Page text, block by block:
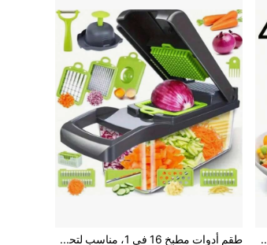
4 قطع مجموعة حاويات التوابل المطبخية، عصا ساحرة بنجمة ومخطط دائري، رشاش ملح 3 ثقوب، مستلزمات للطهي في البقاع المفتوحة والشواء المنزلي طقم أدوات مطبخ 16 في 1، مناسب لتحضير السلطات والفواكه والخضروات، يشمل مقشرة وشرائح وقاطع ومفرمة ومبشرة